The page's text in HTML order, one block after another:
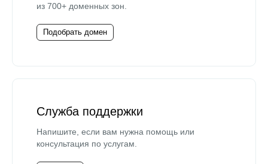
из 700+ доменных зон.
Подобрать домен
Служба поддержки
Напишите, если вам нужна помощь или
консультация по услугам.